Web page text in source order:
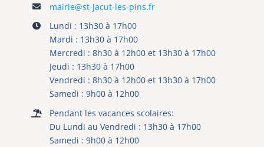
mairie@st-jacut-les-pins.fr
Lundi : 13h30 à 17h00
Mardi : 13h30 à 17h00
Mercredi : 8h30 à 12h00 et 13h30 à 17h00
Jeudi : 13h30 à 17h00
Vendredi : 8h30 à 12h00 et 13h30 à 17h00
Samedi : 9h00 à 12h00
Pendant les vacances scolaires:
Du Lundi au Vendredi : 13h30 à 17h00
Samedi : 9h00 à 12h00